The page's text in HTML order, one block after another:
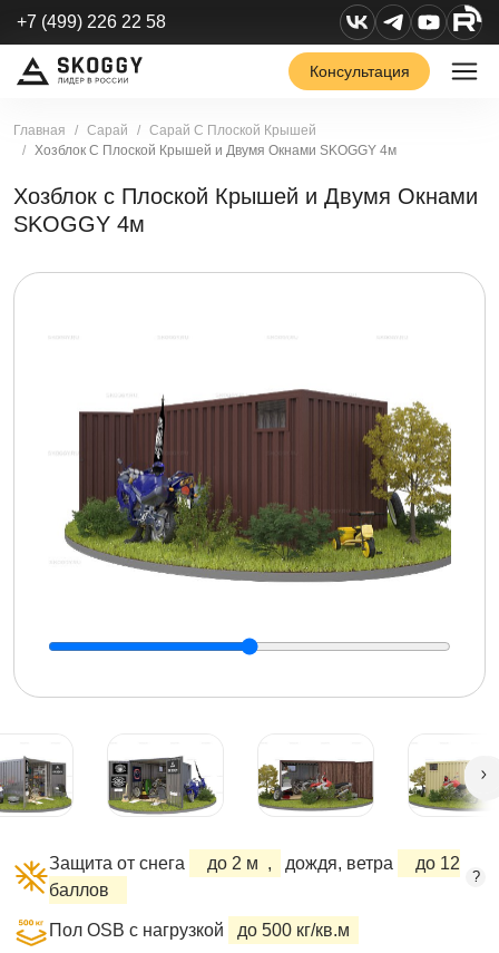
+7 (499) 226 22 58
Консультация
Главная Сарай
Сарай С Плоской Крышей
Хозблок С Плоской Крышей и Двумя Окнами SKOGGY 4м
Хозблок с Плоской Крышей и Двумя Окнами
SKOGGY 4м
Защита от снега до 2 м , дождя, ветра
до 12
баллов
?
Пол OSB с нагрузкой до 500 кг/кв.м